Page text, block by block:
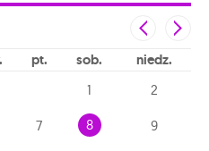
pt sob niedz
1 2
7 8 9